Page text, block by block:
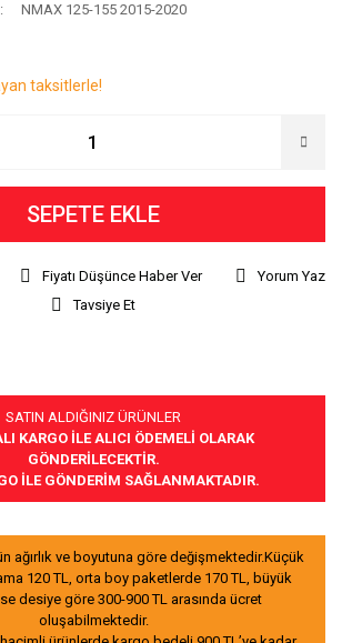
NMAX 125-155 2015-2020
taksitlerle!
SEPETE EKLE
Fiyatı Düşünce Haber Ver
Yorum Yaz
Tavsiye Et
SATIN ALDIĞINIZ ÜRÜNLER
KARGO İLE ALICI ÖDEMELİ OLARAK
GÖNDERİLECEKTİR.
İLE GÖNDERİM SAĞLANMAKTADIR.
ağırlık ve boyutuna göre değişmektedir.Küçük
120 TL, orta boy paketlerde 170 TL, büyük
desiye göre 300-900 TL arasında ücret
oluşabilmektedir.